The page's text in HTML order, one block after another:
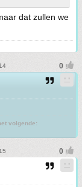
dat zullen we
volgende: